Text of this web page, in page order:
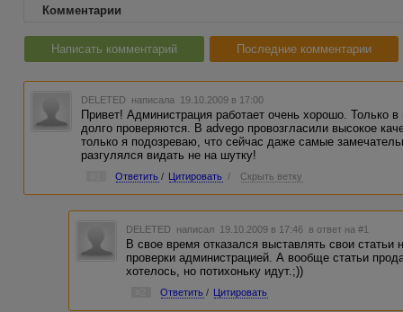
Комментарии
Написать комментарий Последние комментарии
DELETED написала 19.10.2009 в 17:00
Привет! Администрация работает очень хорошо. Только
долго проверяются. В advego провозгласили высокое
только я подозреваю, что сейчас даже самые
разгулялся видать не на шутку!
Ответить / Цитировать / Скрыть ветку
DELETED написал 19.10.2009 в 17:46 в ответ на #1
В свое время отказался выставлять свои статьи
проверки администрацией. А вообще статьи
хотелось, но потихоньку идут.;))
Ответить / Цитировать